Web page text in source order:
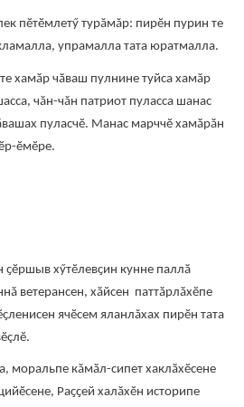
пӗтӗмлетӳ турăмăр: пирӗн пурин те
упрамалла тата юратмалла.
хамӑр чӑваш пулнине туйса хамăр
чӑн-чӑн патриот пуласса шанас
пуласчӗ. Манас марччӗ хамӑрӑн
ӗмӗре.
хӳтӗлевҫин кунне паллӑ
ветерансен, хӑйсен паттӑрлӑхӗпе
ячӗсем яланлăхах пирӗн тата
моральпе кӑмӑл-сипет хаклӑхӗсене
Раҫҫей халӑхӗн историпе